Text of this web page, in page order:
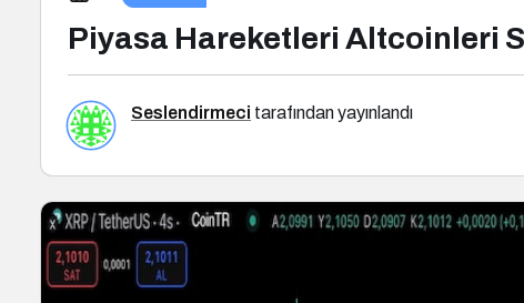
Piyasa Hareketleri Altcoinleri
Seslendirmeci tarafından yayınlandı